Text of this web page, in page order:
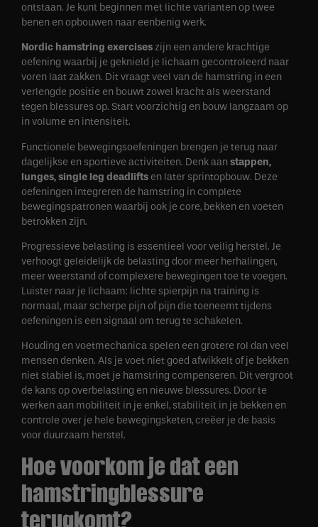
ontstaan. Je kunt beginnen met lichte varianten op twee
benen en opbouwen naar eenbenig werk.
Nordic hamstring exercises zijn een andere krachtige
oefening waarbij je geknield je lichaam gecontroleerd naar
voren laat zakken. Dit vraagt veel van de hamstring in een
verlengde positie en bouwt zowel kracht als weerstand
tegen blessures op. Start voorzichtig en bouw langzaam op
in volume en intensiteit.
Functionele bewegingsoefeningen brengen je terug naar
dagelijkse en sportieve activiteiten. Denk aanstappen,
lunges, single leg deadlifts en later sprintopbouw. Deze
oefeningen integreren de hamstring in complete
bewegingspatronen waarbij ook je core, bekken en voeten
betrokken zijn.
Progressieve belasting is essentieel voor veilig herstel. Je
verhoogt geleidelijk de belasting door meer herhalingen,
meer weerstand of complexere bewegingen toe te voegen.
Luister naar je lichaam: lichte spierpijn na training is
normaal, maar scherpe pijn of pijn die toeneemt tijdens
oefeningen is een signaal om terug te schakelen.
Houding en voetmechanica spelen een grotere rol dan veel
mensen denken. Als je voet niet goed afwikkelt of je bekken
niet stabiel is, moet je hamstring compenseren. Dit vergroot
de kans op overbelasting en nieuwe blessures. Door te
werken aan mobiliteit in je enkel, stabiliteit in je bekken en
controle over je hele bewegingsketen, creëer je de basis
voor duurzaam herstel.
Hoe voorkom je dat een
hamstringblessure
terugkomt?